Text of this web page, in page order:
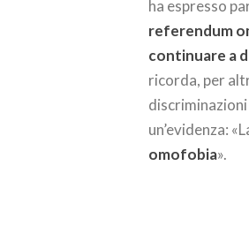
ha espresso
referendum
continuare a
ricorda, per
discriminazioni
un’evidenza:
omofobia».